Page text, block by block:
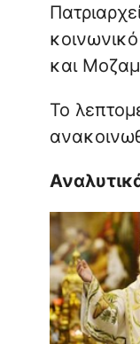
και
Το